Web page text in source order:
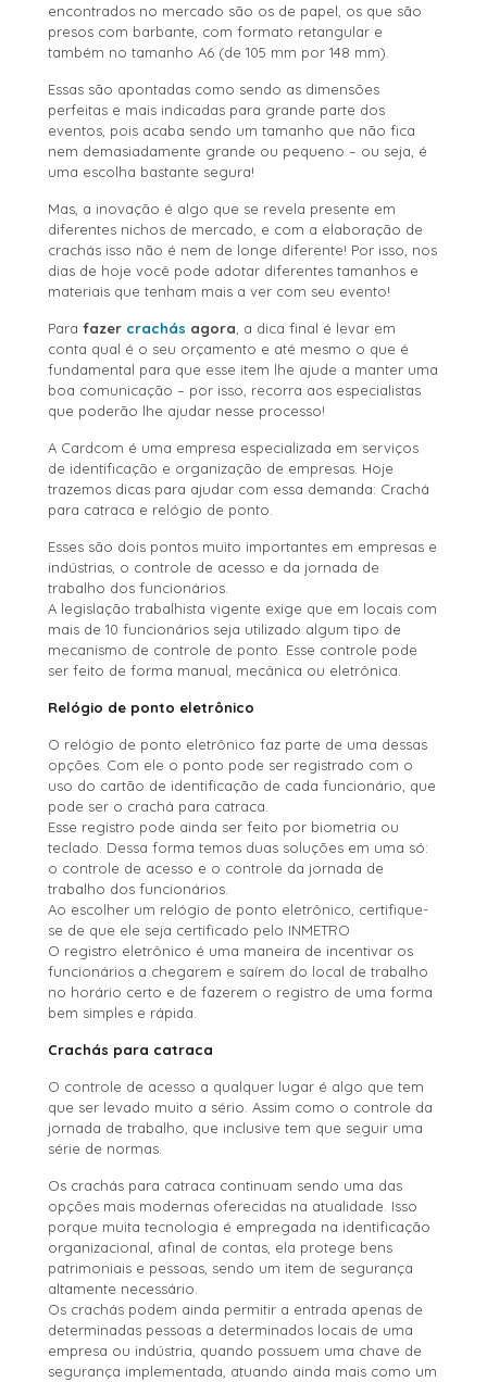
encontrados no mercado são os de papel, os que são
presos com barbante, com formato retangular e
também no tamanho A6 (de 105 mm por 148 mm).
Essas são apontadas como sendo as dimensões
perfeitas e mais indicadas para grande parte dos
eventos, pois acaba sendo um tamanho que não fica
nem demasiadamente grande ou pequeno – ou seja, é
uma escolha bastante segura!
Mas, a inovação é algo que se revela presente em
diferentes nichos de mercado, e com a elaboração de
crachás isso não é nem de longe diferente! Por isso, nos
dias de hoje você pode adotar diferentes tamanhos e
materiais que tenham mais a ver com seu evento!
Parafazer crachás agora, a dica final é levar em
conta qual é o seu orçamento e até mesmo o que é
fundamental para que esse item lhe ajude a manter uma
boa comunicação – por isso, recorra aos especialistas
que poderão lhe ajudar nesse processo!
A Cardcom é uma empresa especializada em serviços
de identificação e organização de empresas. Hoje
trazemos dicas para ajudar com essa demanda: Crachá
para catraca e relógio de ponto.
Esses são dois pontos muito importantes em empresas e
indústrias, o controle de acesso e da jornada de
trabalho dos funcionários.
A legislação trabalhista vigente exige que em locais com
mais de 10 funcionários seja utilizado algum tipo de
mecanismo de controle de ponto. Esse controle pode
ser feito de forma manual, mecânica ou eletrônica.
Relógio de ponto eletrônico
O relógio de ponto eletrônico faz parte de uma dessas
opções. Com ele o ponto pode ser registrado com o
uso do cartão de identificação de cada funcionário, que
pode ser o crachá para catraca.
Esse registro pode ainda ser feito por biometria ou
teclado. Dessa forma temos duas soluções em uma só:
o controle de acesso e o controle da jornada de
trabalho dos funcionários.
Ao escolher um relógio de ponto eletrônico, certifique-
se de que ele seja certificado pelo INMETRO
O registro eletrônico é uma maneira de incentivar os
funcionários a chegarem e saírem do local de trabalho
no horário certo e de fazerem o registro de uma forma
bem simples e rápida.
Crachás para catraca
O controle de acesso a qualquer lugar é algo que tem
que ser levado muito a sério. Assim como o controle da
jornada de trabalho, que inclusive tem que seguir uma
série de normas.
Os crachás para catraca continuam sendo uma das
opções mais modernas oferecidas na atualidade. Isso
porque muita tecnologia é empregada na identificação
organizacional, afinal de contas, ela protege bens
patrimoniais e pessoas, sendo um item de segurança
altamente necessário.
Os crachás podem ainda permitir a entrada apenas de
determinadas pessoas a determinados locais de uma
empresa ou indústria, quando possuem uma chave de
segurança implementada, atuando ainda mais como um